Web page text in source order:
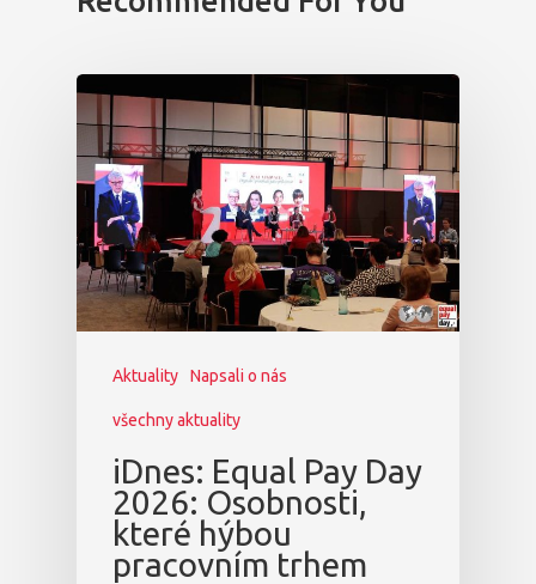
Aktuality Napsali o nás
všechny aktuality
iDnes: Equal Pay Day
2026: Osobnosti,
které hýbou
pracovním trhem